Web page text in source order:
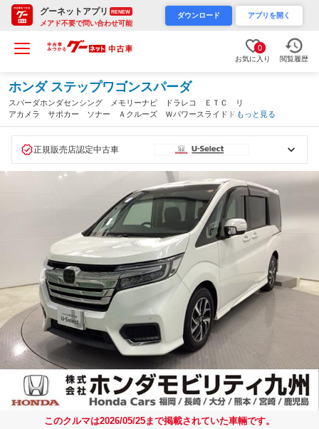
グーネットアプリ RENEW
メアド不要で問い合わせ可能
ダウンロード アプリを開く
0
お気に入り 閲覧履歴
ホンダ ステップワゴンスパーダ
スパーダホンダセンシング メモリーナビ ドラレコ ＥＴＣ リ
アカメラ サポカー ソナー Ａクルーズ Ｗパワースライドド
ア ＬＥＤヘッドライ 横滑り防止機能 ３列シート スマートキ
もっと見る
正規販売店認定中古車
このクルマは2026/05/25まで掲載されていた車輛です。